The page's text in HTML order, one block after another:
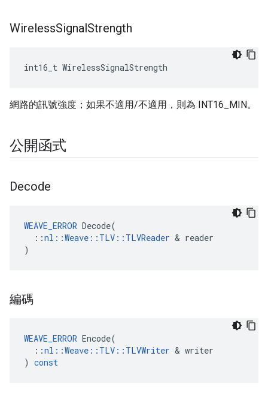
WirelessSignalStrength
int16_t WirelessSignalStrength
網路的訊號強度；如果不適用/不適用，則為 INT16_MIN。
公開函式
Decode
WEAVE_ERROR Decode(
  ::
nl::Weave::TLV::TLVReader & reader
)
編碼
WEAVE_ERROR Encode(
::nl ::Weave :: TLV :: TLVWriter & writer
) const